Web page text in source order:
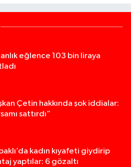
anlık eğlence 103 bin liraya
Çetin hakkında şok iddialar:
sattırdı”
kadın kıyafeti giydirip
yaptılar: 6 gözaltı